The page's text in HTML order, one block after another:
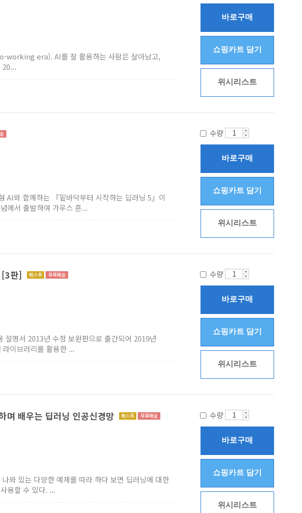
working era). AI를 잘 활용하는 사람은 살아남고,
20...
바로구매
쇼핑카트 담기
위시리스트
AI와 함께하는 『밑바닥부터 시작하는 딥러닝 5』이
에서 출발하여 가우스 혼...
수량
바로구매
쇼핑카트 담기
위시리스트
[3판]
설명서 2013년 수정 보완판으로 출간되어 2019년
이브러리를 활용한 ...
수량
바로구매
쇼핑카트 담기
위시리스트
며 배우는 딥러닝 인공신경망
와 있는 다양한 예제를 따라 하다 보면 딥러닝에 대한
용할 수 있다. ...
수량
바로구매
쇼핑카트 담기
위시리스트